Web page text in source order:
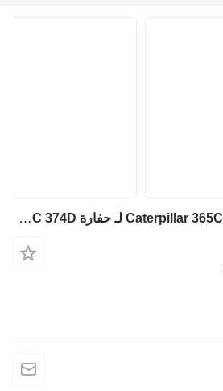
مبرد بيني Caterpillar 365CL - 230-2917 لـ حفارة Caterpillar 365C 374D